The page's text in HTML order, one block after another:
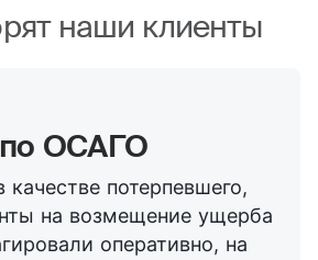
наши клиенты
ОСАГО
потерпевшего,
на возмещение ущерба
оперативно, на